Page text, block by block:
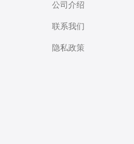
公司介绍
联系我们
隐私政策